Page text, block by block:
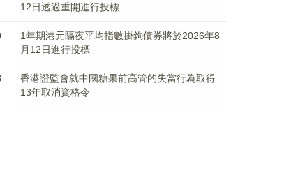
12日透過重開進行投標
1年期港元隔夜平均指數掛鉤債券將於2026年8
月12日進行投標
香港證監會就中國糖果前高管的失當行為取得
13年取消資格令